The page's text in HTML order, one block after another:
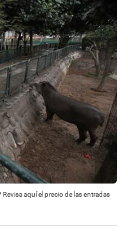
aquí el precio de las entradas